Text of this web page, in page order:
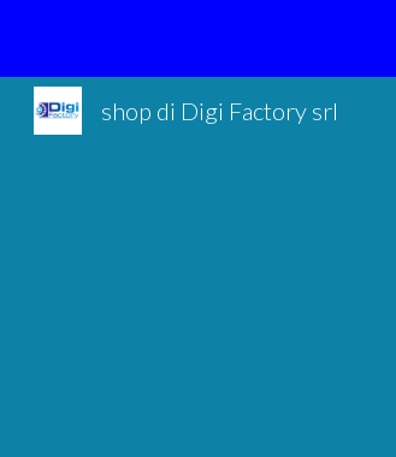
shop di Digi Factory srl